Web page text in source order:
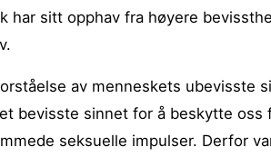
har sitt opphav fra høyere
av menneskets ubevisste
bevisste sinnet for å beskytte oss
seksuelle impulser. Derfor